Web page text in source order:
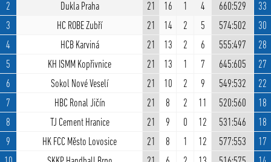
2
Dukla Praha 21 16 1 4 660:529
33
3
HC ROBE Zubří 21 14 2 5 574:502
30
4
HCB Karviná 21 13 2 6 555:497
28
5
KH ISMM Kopřivnice 21 13 1 7 645:605
27
6
Sokol Nové Veselí 21 10 2 9 549:532
22
7
HBC Ronal Jičín 21 8 2 11 520:560
18
8
TJ Cement Hranice 21 9 0 12 531:546
18
9
HK FCC Město Lovosice 21 8 1 12 577:553
17